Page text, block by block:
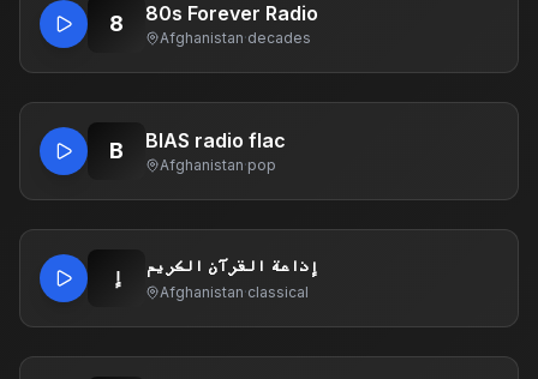
8 80s Forever Radio
Afghanistan·decades
B BIAS radio flac
Afghanistan·pop
إ إذاعة القرآن الكريم
Afghanistan·classical